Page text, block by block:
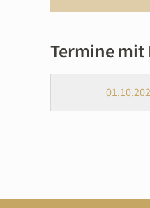
Termine mit